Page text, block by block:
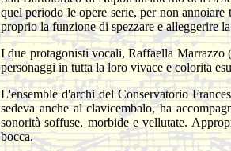
quel periodo le opere serie, per non
proprio la funzione di spezzare e alleggerire
I due protagonisti vocali, Raffaella Marrazzo
personaggi in tutta la loro vivace e colorita
L'ensemble d'archi del Conservatorio
sedeva anche al clavicembalo, ha
sonorità soffuse, morbide e vellutate.
bocca.